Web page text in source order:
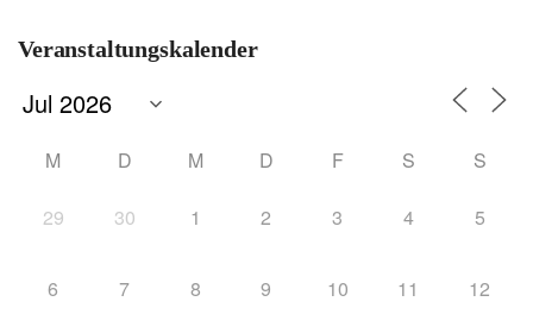
Veranstaltungskalender
M D M D F S S
29 30 1 2 3 4 5
6 7 8 9 10 11 12